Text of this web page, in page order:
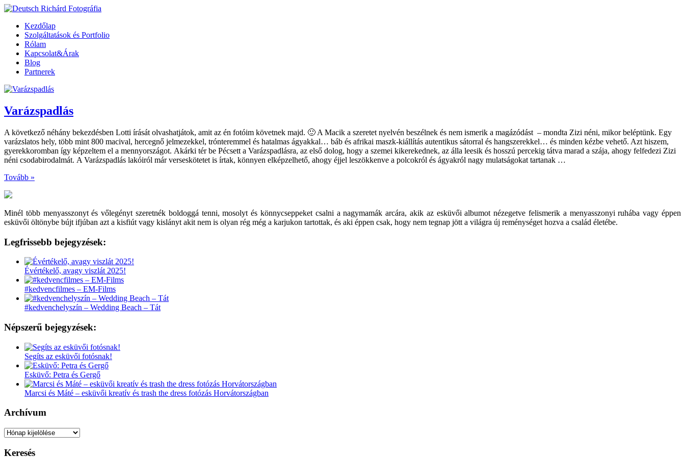
Kezdőlap
Szolgáltatások és Portfolio
Rólam
Kapcsolat&Árak
Blog
Partnerek
Varázspadlás
A következő néhány bekezdésben Lotti írását olvashatjátok, amit az én fotóim követnek majd. 🙂 A Macik a szeretet nyelvén beszélnek és nem ismerik a magázódást – mondta Zizi néni, mikor beléptünk. Egy
varázslatos hely, több mint 800 macival, hercegnő jelmezekkel, trónteremmel és hatalmas ágyakkal… báb és afrikai maszk-kiállítás autentikus sátorral és hangszerekkel… és minden kézbe vehető. Azt hiszem,
gyerekkoromban így képzeltem el a mennyországot. Akárki tér be Pécsett a Varázspadlásra, az első dolog, hogy a szemei kikerekednek, az álla leesik és hosszú percekig tátva marad a szája, ahogy felfedezi Zizi
néni csodabirodalmát. A Varázspadlás lakóiról már verseskötetet is írtak, könnyen elképzelhető, ahogy éjjel leszökkenve a polcokról és ágyakról nagy mulatságokat tartanak …
Tovább »
Minél több menyasszonyt és vőlegényt szeretnék boldoggá tenni, mosolyt és könnycseppeket csalni a nagymamák arcára, akik az esküvői albumot nézegetve felismerik a menyasszonyi ruhába vagy éppen
esküvői öltönybe bújt ifjúban azt a kisfiút vagy kislányt akit nem is olyan rég még a karjukon tartottak, és aki éppen csak, hogy nem tegnap jött a világra új reménységet hozva a család életébe.
Legfrissebb bejegyzések:
Évértékelő, avagy viszlát 2025!
#kedvencfilmes – EM-Films
#kedvenchelyszín – Wedding Beach – Tát
Népszerű bejegyzések:
Segíts az esküvői fotósnak!
Esküvő: Petra és Gergő
Marcsi és Máté – esküvői kreatív és trash the dress fotózás Horvátországban
Archívum
Archívum
Keresés